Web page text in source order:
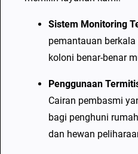
Sistem Monitoring
pemantauan
koloni benar-benar
Penggunaan
Cairan pembasmi
bagi penghuni
dan hewan